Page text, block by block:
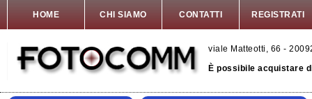
HOME CHI SIAMO CONTATTI REGISTRATI
viale Matteotti, 66 -
È possibile acquistare